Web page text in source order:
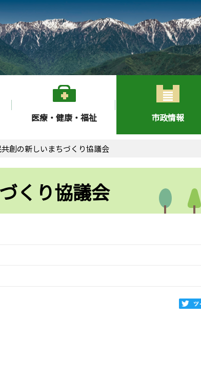
医療・健康・福祉 市政情報
創の新しいまちづくり協議会
くり協議会